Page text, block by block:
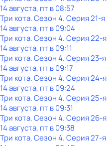
14 августа, пт в 08:57
Три кота. Сезон 4. Серия 21-я
14 августа, пт в 09:04
Три кота. Сезон 4. Серия 22-я
14 августа, пт в 09:11
Три кота. Сезон 4. Серия 23-я
14 августа, пт в 09:17
Три кота. Сезон 4. Серия 24-я
14 августа, пт в 09:24
Три кота. Сезон 4. Серия 25-я
14 августа, пт в 09:31
Три кота. Сезон 4. Серия 26-я
14 августа, пт в 09:38
Три кота. Сезон 4. Серия 27-я